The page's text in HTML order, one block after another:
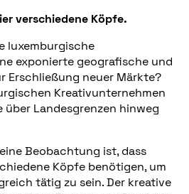
verschiedene Köpfe.
luxemburgische
exponierte geografische und
Erschließung neuer Märkte?
Kreativunternehmen
Landesgrenzen hinweg
Beobachtung ist, dass
Köpfe benötigen, um
tätig zu sein. Der kreative